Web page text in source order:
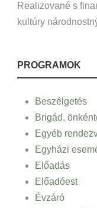
Realizované s
kultúry
PROGRAMOK
Beszélgetés
Brigád,
Egyéb
Egyházi
Előadás
Előadóest
Évzáró